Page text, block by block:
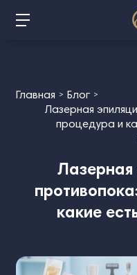
Главная
Блог
Лазерная
процедура и
Лазерная
какие